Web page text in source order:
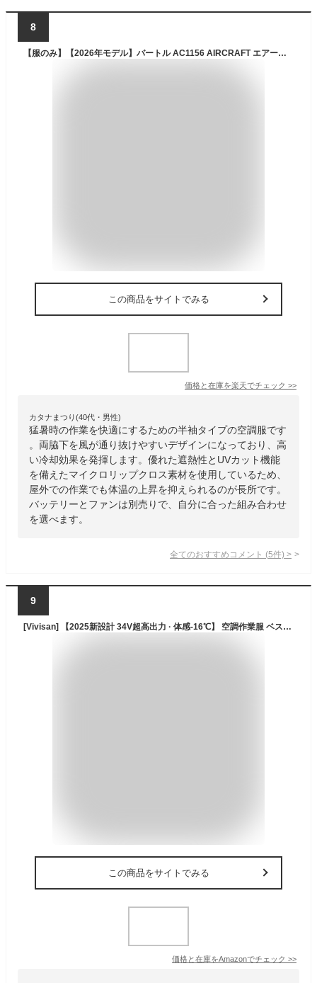
8
【服のみ】【2026年モデル】バートル AC1156 AIRCRAFT エアークラフト 空調 服 半袖ブルゾン 作業着 空調ウェア サイドファンモデル 最新
この商品をサイトでみる
価格と在庫を楽天でチェック >>
カタナまつり(40代・男性)
猛暑時の作業を快適にするための半袖タイプの空調服です
。両脇下を風が通り抜けやすいデザインになっており、高
い冷却効果を発揮します。優れた遮熱性とUVカット機能
を備えたマイクロリップクロス素材を使用しているため、
屋外での作業でも体温の上昇を抑えられるのが長所です。
バッテリーとファンは別売りで、自分に合った組み合わせ
を選べます。
全てのおすすめコメント (5件) >
9
[Vivisan] 【2025新設計 34V超高出力 · 体感-16℃】 空調作業服 ベスト ファン付き作業服 日本製ブラシレスDCモーター 16~34V出力 暴風ファン 強力 風量200%UP ファン付きベスト 冷却服 UVカット 40000mAhバッテリー 熱中症対策 (JP, アルファベット, M, グレー（迷彩柄）)
この商品をサイトでみる
価格と在庫をAmazonでチェック >>